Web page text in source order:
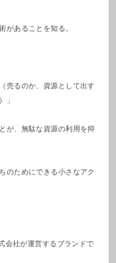
があることを知る。
売るのか、資源として出す
」
が、無駄な資源の利用を抑
のためにできる小さなアク
社が運営するブランドで